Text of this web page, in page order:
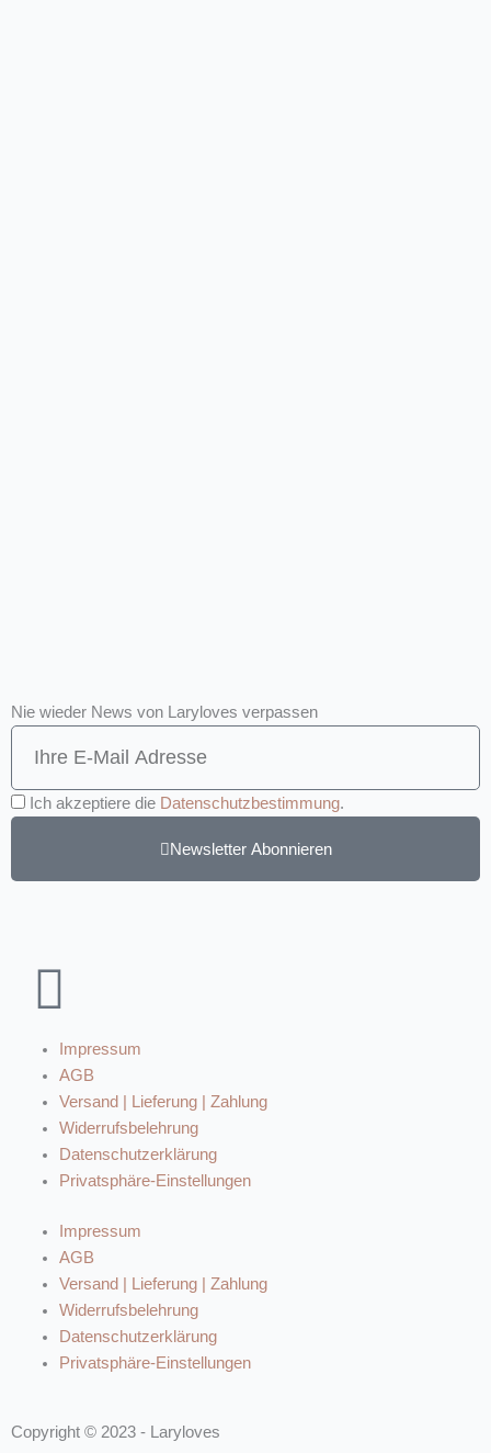
Nie wieder News von Laryloves verpassen
Ich akzeptiere die Datenschutzbestimmung.
Newsletter Abonnieren
Impressum
AGB
Versand | Lieferung | Zahlung
Widerrufsbelehrung
Datenschutzerklärung
Privatsphäre-Einstellungen
Impressum
AGB
Versand | Lieferung | Zahlung
Widerrufsbelehrung
Datenschutzerklärung
Privatsphäre-Einstellungen
Copyright © 2023 - Laryloves